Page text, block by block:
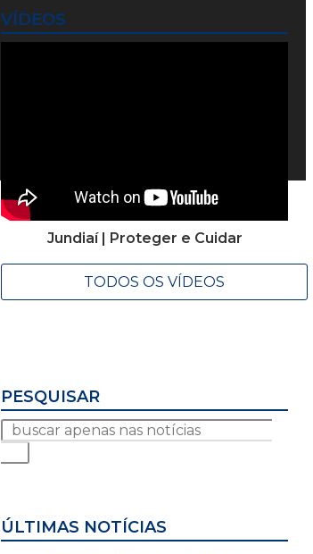
VÍDEOS
Jundiaí | Proteger e Cuidar
TODOS OS VÍDEOS
PESQUISAR
ÚLTIMAS NOTÍCIAS